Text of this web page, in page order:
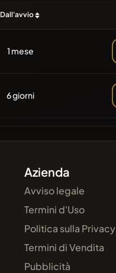
Dall'avvio
1 mese
6 giorni
Azienda
Avviso legale
Termini d'Uso
Politica sulla Privacy
Termini di Vendita
Pubblicità